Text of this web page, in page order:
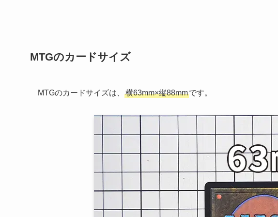
MTGのカードサイズ
MTGのカードサイズは、 横63mm×縦88mmです。